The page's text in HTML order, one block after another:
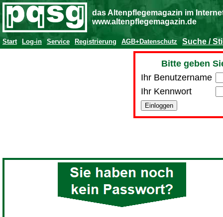
das Altenpflegemagazin im
www.altenpflegemagazin.de
Start Log-in Service Registrierung AGB+Datenschutz Suche /
Bitte geben
Ihr Benutzername
Ihr Kennwort